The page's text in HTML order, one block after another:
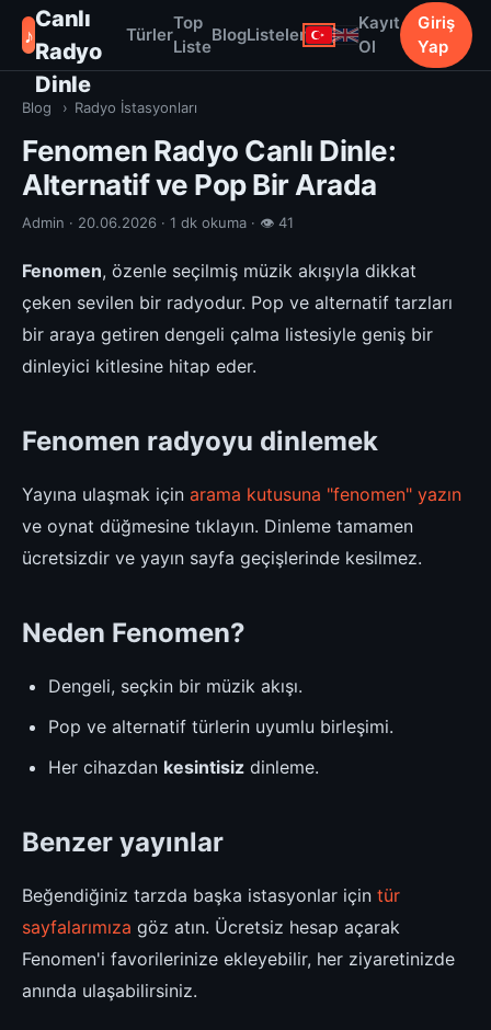
♪
Canlı
Radyo
Dinle
Türler
Top
Liste
BlogListeler
Kayıt
Ol
Giriş
Yap
Blog › Radyo İstasyonları
Fenomen Radyo Canlı Dinle:
Alternatif ve Pop Bir Arada
Admin · 20.06.2026 · 1 dk okuma · 👁 41
Fenomen, özenle seçilmiş müzik akışıyla dikkat
çeken sevilen bir radyodur. Pop ve alternatif tarzları
bir araya getiren dengeli çalma listesiyle geniş bir
dinleyici kitlesine hitap eder.
Fenomen radyoyu dinlemek
Yayına ulaşmak için arama kutusuna "fenomen" yazın
ve oynat düğmesine tıklayın. Dinleme tamamen
ücretsizdir ve yayın sayfa geçişlerinde kesilmez.
Neden Fenomen?
Dengeli, seçkin bir müzik akışı.
Pop ve alternatif türlerin uyumlu birleşimi.
Her cihazdan kesintisiz dinleme.
Benzer yayınlar
Beğendiğiniz tarzda başka istasyonlar için tür
sayfalarımıza göz atın. Ücretsiz hesap açarak
Fenomen'i favorilerinize ekleyebilir, her ziyaretinizde
anında ulaşabilirsiniz.